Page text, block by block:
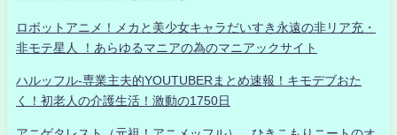
ロボットアニメ！メカと美少女キャラだいすき永遠の非リア充・
非モテ星人 ！あらゆるマニアの為のマニアックサイト
ハルッフル-専業主夫的YOUTUBERまとめ速報！キモデブおた
く！初老人の介護生活！激動の1750日